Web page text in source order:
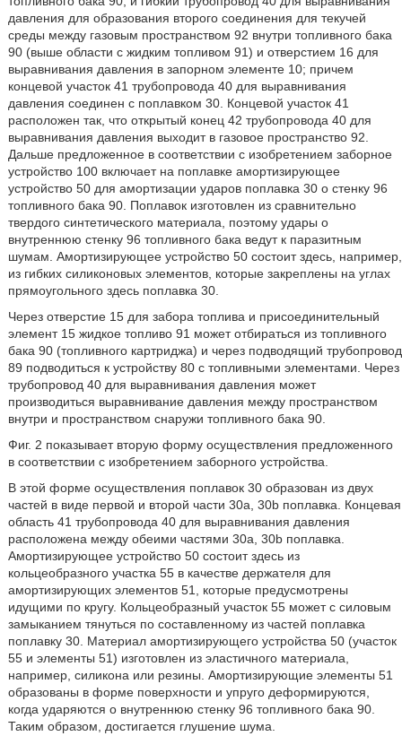
давления для образования второго соединения для текучей
среды между газовым пространством 92 внутри топливного бака
90 (выше области с жидким топливом 91) и отверстием 16 для
выравнивания давления в запорном элементе 10; причем
концевой участок 41 трубопровода 40 для выравнивания
давления соединен с поплавком 30. Концевой участок 41
расположен так, что открытый конец 42 трубопровода 40 для
выравнивания давления выходит в газовое пространство 92.
Дальше предложенное в соответствии с изобретением заборное
устройство 100 включает на поплавке амортизирующее
устройство 50 для амортизации ударов поплавка 30 о стенку 96
топливного бака 90. Поплавок изготовлен из сравнительно
твердого синтетического материала, поэтому удары о
внутреннюю стенку 96 топливного бака ведут к паразитным
шумам. Амортизирующее устройство 50 состоит здесь, например,
из гибких силиконовых элементов, которые закреплены на углах
прямоугольного здесь поплавка 30.
Через отверстие 15 для забора топлива и присоединительный
элемент 15 жидкое топливо 91 может отбираться из топливного
бака 90 (топливного картриджа) и через подводящий трубопровод
89 подводиться к устройству 80 с топливными элементами. Через
трубопровод 40 для выравнивания давления может
производиться выравнивание давления между пространством
внутри и пространством снаружи топливного бака 90.
Фиг. 2 показывает вторую форму осуществления предложенного
в соответствии с изобретением заборного устройства.
В этой форме осуществления поплавок 30 образован из двух
частей в виде первой и второй части 30а, 30b поплавка. Концевая
область 41 трубопровода 40 для выравнивания давления
расположена между обеими частями 30а, 30b поплавка.
Амортизирующее устройство 50 состоит здесь из
кольцеобразного участка 55 в качестве держателя для
амортизирующих элементов 51, которые предусмотрены
идущими по кругу. Кольцеобразный участок 55 может с силовым
замыканием тянуться по составленному из частей поплавка
поплавку 30. Материал амортизирующего устройства 50 (участок
55 и элементы 51) изготовлен из эластичного материала,
например, силикона или резины. Амортизирующие элементы 51
образованы в форме поверхности и упруго деформируются,
когда ударяются о внутреннюю стенку 96 топливного бака 90.
Таким образом, достигается глушение шума.